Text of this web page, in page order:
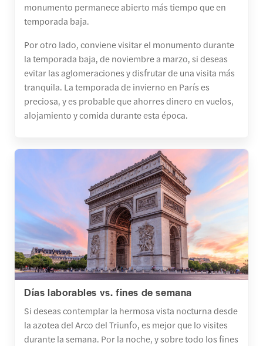
monumento permanece abierto más tiempo que en
temporada baja.
Por otro lado, conviene visitar el monumento durante
la temporada baja, de noviembre a marzo, si deseas
evitar las aglomeraciones y disfrutar de una visita más
tranquila. La temporada de invierno en París es
preciosa, y es probable que ahorres dinero en vuelos,
alojamiento y comida durante esta época.
Días laborables vs. fines de semana
Si deseas contemplar la hermosa vista nocturna desde
la azotea del Arco del Triunfo, es mejor que lo visites
durante la semana. Por la noche, y sobre todo los fines